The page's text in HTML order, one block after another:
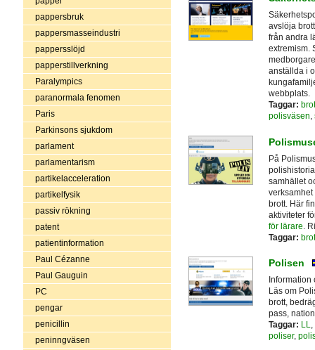
pappersbruk
pappersmasseindustri
pappersslöjd
papperstillverkning
Paralympics
paranormala fenomen
Paris
Parkinsons sjukdom
parlament
parlamentarism
partikelacceleration
partikelfysik
passiv rökning
patent
patientinformation
Paul Cézanne
Paul Gauguin
PC
pengar
penicillin
peninngväsen
avslöja
från andra
extremism.
anställda i
webbplats.
Taggar:
polisväsen,
På
samhället
brott. Här
aktiviteter
för lärare.
Taggar:
Polisen
Läs om
brott,
pass,
Taggar: LL,
poliser,